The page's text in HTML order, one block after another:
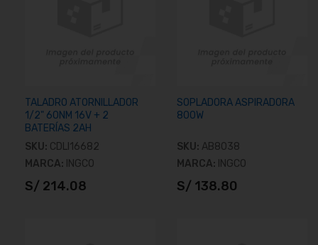
TALADRO ATORNILLADOR
1/2" 60NM 16V + 2
BATERÍAS 2AH
SKU: CDLI16682
MARCA: INGCO
S/ 214.08
SOPLADORA ASPIRADORA
800W
SKU: AB8038
MARCA: INGCO
S/ 138.80